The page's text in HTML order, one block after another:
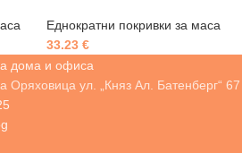
Еднократни покривки за маса
33.23 €
ул. „Княз Ал. Батенберг“ 67